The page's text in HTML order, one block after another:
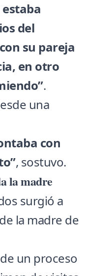
del
su pareja
en otro
.
una
con
, sostuvo.
la madre
surgió a
la madre de
un proceso